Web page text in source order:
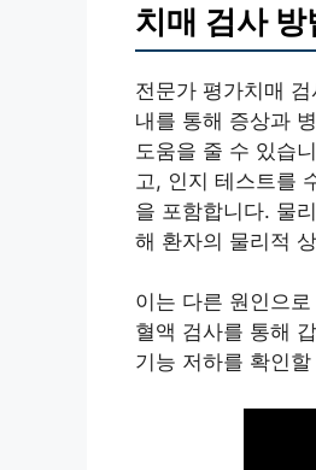
치매 검사 방
전문가 평가치매
내를 통해 증상과
도움을 줄 수 있습
고, 인지 테스트를
을 포함합니다. 물
해 환자의 물리적
이는 다른 원인으
혈액 검사를 통해
기능 저하를 확인